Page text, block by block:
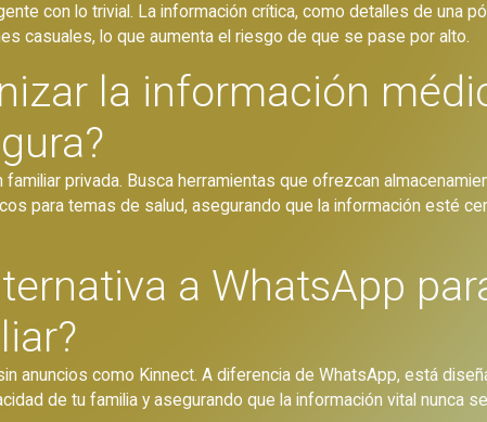
con lo trivial. La información crítica, como detalles de una
casuales, lo que aumenta el riesgo de que se pase por alto.
la información
privada. Busca herramientas que ofrezcan
para temas de salud, asegurando que la información esté
a WhatsApp
anuncios como Kinnect. A diferencia de WhatsApp, está
de tu familia y asegurando que la información vital nunca